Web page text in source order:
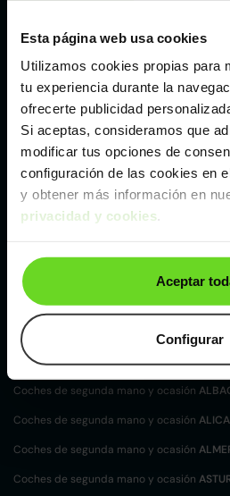
Esta página web usa cookies
Utilizamos cookies propias para
tu experiencia durante la
ofrecerte publicidad
Si aceptas, consideramos que
modificar tus opciones de
configuración de las cookies en
y obtener más información en
privacidad y cookies.
Aceptar
Configurar
Madrid
Málaga
Valencia
Zaragoza
Ver BMW X5 de segunda
BMW X5 de segunda mano y ocasión
Coches de segunda mano y
localización
Coches de segunda mano y ocasión
Coches de segunda mano y ocasión
Coches de segunda mano y ocasión
Coches de segunda mano y ocasión